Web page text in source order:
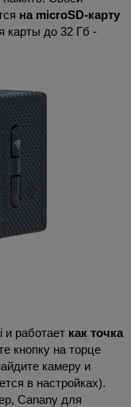
на microSD-карту
карты до 32 Гб -
работает как точка
кнопку на торце
камеру и
в настройках).
Canany для